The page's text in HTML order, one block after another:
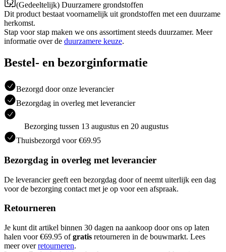
(Gedeeltelijk) Duurzamere grondstoffen
Dit product bestaat voornamelijk uit grondstoffen met een duurzame
herkomst.
Stap voor stap maken we ons assortiment steeds duurzamer. Meer
informatie over de duurzamere keuze.
Bestel- en bezorginformatie
Bezorgd door onze leverancier
Bezorgdag in overleg met leverancier
Bezorging tussen 13 augustus en 20 augustus
Thuisbezorgd voor €69.95
Bezorgdag in overleg met leverancier
De leverancier geeft een bezorgdag door of neemt uiterlijk een dag
voor de bezorging contact met je op voor een afspraak.
Retourneren
Je kunt dit artikel binnen 30 dagen na aankoop door ons op laten
halen voor €69.95 ofgratis retourneren in de bouwmarkt. Lees
meer overretourneren.